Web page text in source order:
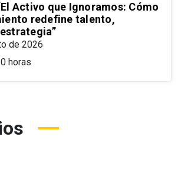
Activo que Ignoramos: Cómo
redefine talento,
de 2026
horas